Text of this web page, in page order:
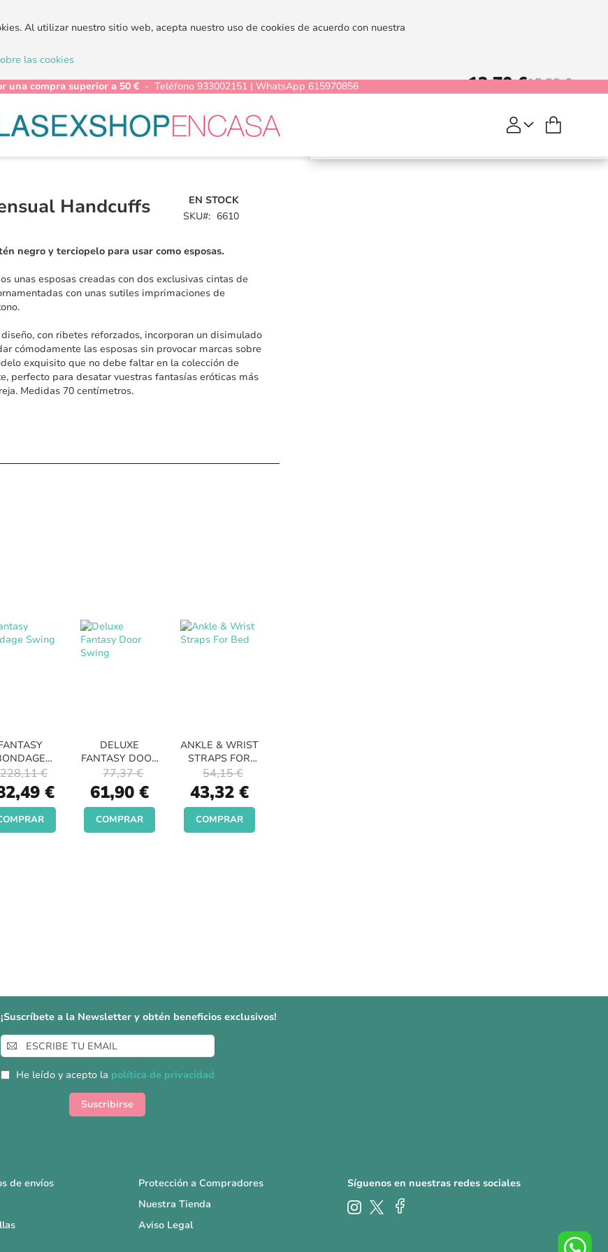
Al utilizar nuestro sitio web, acepta nuestro uso de cookies de acuerdo con nuestra
las cookies
una compra superior a 50 € - Teléfono 933002151 | WhatsApp 615970856
Silky Sensual
Handcuffs
12,70 €15,88 €
COMPRAR
Handcuffs
EN STOCK
SKU
6610
negro y terciopelo para usar como esposas.
unas esposas creadas con dos exclusivas cintas de
con unas sutiles imprimaciones de
con ribetes reforzados, incorporan un disimulado
cómodamente las esposas sin provocar marcas sobre
exquisito que no debe faltar en la colección de
perfecto para desatar vuestras fantasías eróticas más
Medidas 70 centímetros.
SWING
€
228,11 €
DELUXE
FANTASY DOOR
SWING
Special
Price
61,90 €
77,37 €
COMPRAR
ANKLE & WRIST
STRAPS FOR
BED
Special
Price
43,32 €
54,15 €
COMPRAR
¡Suscríbete a la Newsletter y obtén beneficios exclusivos!
Inscríbase
a
nuestro
boletín
He leído y acepto la política de privacidad
Suscribirse
de envíos
Protección a Compradores
Nuestra Tienda
Aviso Legal
Síguenos en nuestras redes sociales